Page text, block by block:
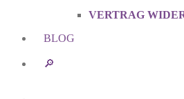
VERTRAG
BLOG
🔎︎